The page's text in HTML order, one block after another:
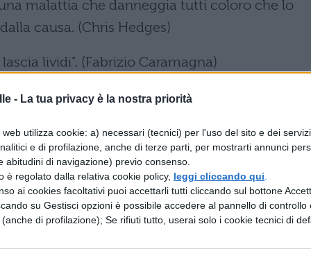
- La tua privacy è la nostra priorità
utilizza cookie: a) necessari (tecnici) per l'uso del sito e dei
e di profilazione, anche di terze parti, per mostrarti annunci
abitudini di navigazione) previo consenso.
è regolato dalla relativa cookie policy, leggi cliccando qui
ai cookies facoltativi puoi accettarli tutti cliccando sul bottone
su Gestisci opzioni è possibile accedere al pannello di controllo
di profilazione); Se rifiuti tutto, userai solo i cookie tecnici di
malattia che danneggia tutti coloro che lo
causa. (Chris Hedges)
lividi”. (Fabrizio Caramagna)
donne ridano di loro. Le donne hanno paura
Atwood)
maltrattato, così vilipeso, così insultato, tanto
calpestato come noi donne? (Jane Anger)
non usano violenza sulle donne. E le
usano violenza su di loro. (Nicola Brunialti)